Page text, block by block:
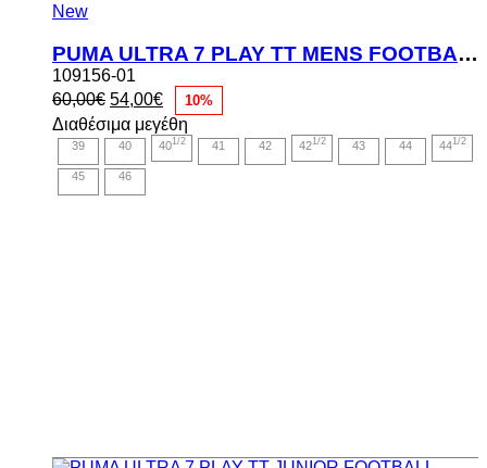
New
PUMA ULTRA 7 PLAY TT MENS FOOTBALL SHOES
109156-01
60,00€ Original
price
was:
60,00€.
54,00€Η
τρέχουσα
τιμή
είναι:
10%
Διαθέσιμα μεγέθη
39 40 401/2 41 42 421/2 43 44 441/2
45 46